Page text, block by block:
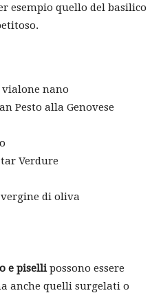
esempio quello del basilico
vialone nano
Pesto alla Genovese
Verdure
di oliva
e pisellipossono essere
anche quelli surgelati o